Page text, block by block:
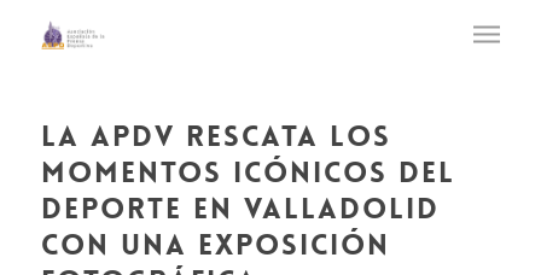
la apdv rescata los
momentos icónicos del
deporte en valladolid
con una exposición